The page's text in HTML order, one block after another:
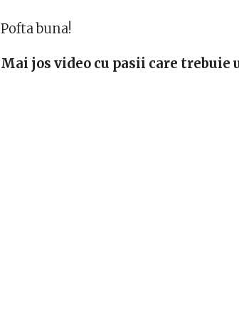
Pofta buna!
Mai jos video cu pasii care trebuie